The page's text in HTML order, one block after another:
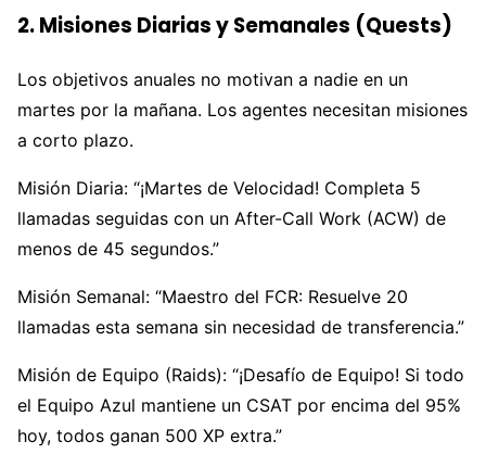
2. Misiones Diarias y Semanales (Quests)
Los objetivos anuales no motivan a nadie en un
martes por la mañana. Los agentes necesitan misiones
a corto plazo.
Misión Diaria: “¡Martes de Velocidad! Completa 5
llamadas seguidas con un After-Call Work (ACW) de
menos de 45 segundos.”
Misión Semanal: “Maestro del FCR: Resuelve 20
llamadas esta semana sin necesidad de transferencia.”
Misión de Equipo (Raids): “¡Desafío de Equipo! Si todo
el Equipo Azul mantiene un CSAT por encima del 95%
hoy, todos ganan 500 XP extra.”